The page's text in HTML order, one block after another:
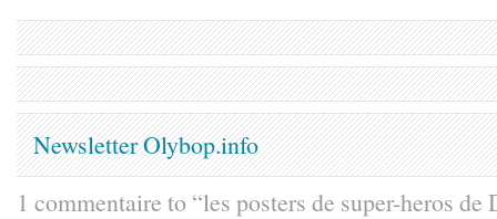
Newsletter Olybop.info
1 commentaire to “les posters de super-heros de